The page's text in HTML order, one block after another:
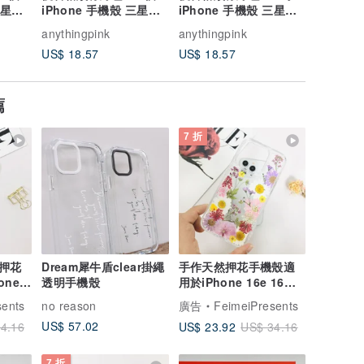
手
iPhone 手機殼 三星手
anythingpink
US$ 18.57
iPhone 手機殼 三星手
anythingpink
US$ 18.57
花
Dream犀牛盾clear掛繩
透明手機殼
no reason
US$ 57.02
7 折
手作天然押花手機殼適
用於iPhone 16e 16
Pro Max Samsung
S25
廣告
FeimeiPresents
US$ 23.92 US$ 34.16